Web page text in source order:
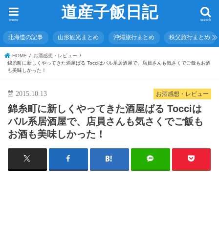
道産子飯日記 search
menu
北海道の記事 山形観光まとめ 沖縄旅行まとめ 秩父旅行まとめ
HOME
お酒感想・レビュー
錦糸町に新しくやってきた酒屋ばる Tocciはバル系居酒屋で、店員さんも気さくでご飯もお酒
も美味しかった！
お酒感想・レビュー
2015.10.13
錦糸町に新しくやってきた酒屋ばる Tocciは
バル系居酒屋で、店員さんも気さくでご飯も
お酒も美味しかった！